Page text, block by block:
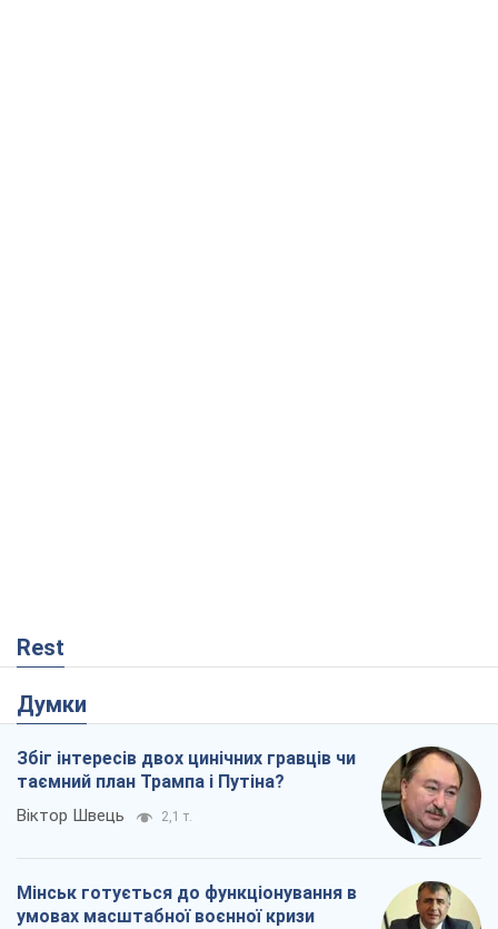
Rest
Думки
Збіг інтересів двох цинічних гравців чи
таємний план Трампа і Путіна?
Віктор Швець 2,1 т.
Мінськ готується до функціонування в
умовах масштабної воєнної кризи